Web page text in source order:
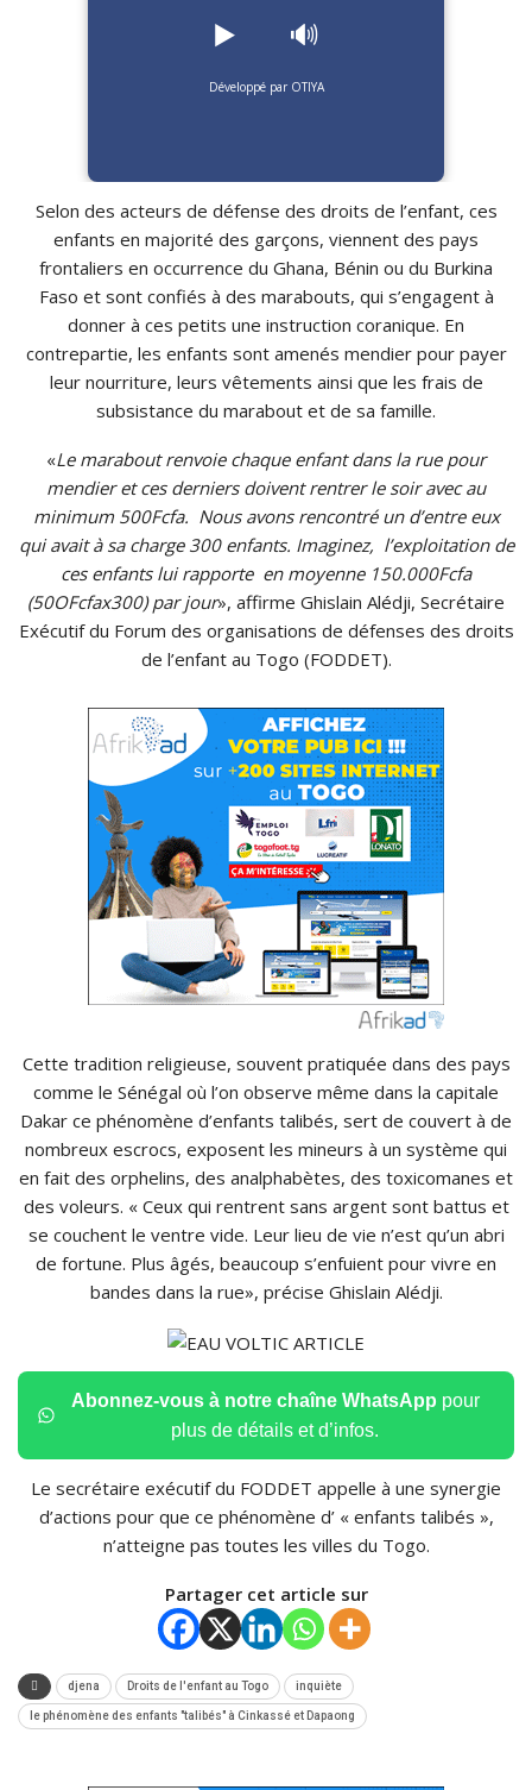
▶️ 🔊
Développé par OTIYA
Selon des acteurs de défense des droits de l’enfant, ces
enfants en majorité des garçons, viennent des pays
frontaliers en occurrence du Ghana, Bénin ou du Burkina
Faso et sont confiés à des marabouts, qui s’engagent à
donner à ces petits une instruction coranique. En
contrepartie, les enfants sont amenés mendier pour payer
leur nourriture, leurs vêtements ainsi que les frais de
subsistance du marabout et de sa famille.
«Le marabout renvoie chaque enfant dans la rue pour
mendier et ces derniers doivent rentrer le soir avec au
minimum 500Fcfa. Nous avons rencontré un d’entre eux
qui avait à sa charge 300 enfants. Imaginez, l’exploitation de
ces enfants lui rapporte en moyenne 150.000Fcfa
(50OFcfax300) par jour», affirme Ghislain Alédji, Secrétaire
Exécutif du Forum des organisations de défenses des droits
de l’enfant au Togo (FODDET).
Cette tradition religieuse, souvent pratiquée dans des pays
comme le Sénégal où l’on observe même dans la capitale
Dakar ce phénomène d’enfants talibés, sert de couvert à de
nombreux escrocs, exposent les mineurs à un système qui
en fait des orphelins, des analphabètes, des toxicomanes et
des voleurs. « Ceux qui rentrent sans argent sont battus et
se couchent le ventre vide. Leur lieu de vie n’est qu’un abri
de fortune. Plus âgés, beaucoup s’enfuient pour vivre en
bandes dans la rue», précise Ghislain Alédji.
Abonnez-vous à notre chaîne WhatsApp pour
plus de détails et d’infos.
Le secrétaire exécutif du FODDET appelle à une synergie
d’actions pour que ce phénomène d’ « enfants talibés »,
n’atteigne pas toutes les villes du Togo.
Partager cet article sur
djena Droits de l'enfant au Togo inquiète
le phénomène des enfants "talibés" à Cinkassé et Dapaong